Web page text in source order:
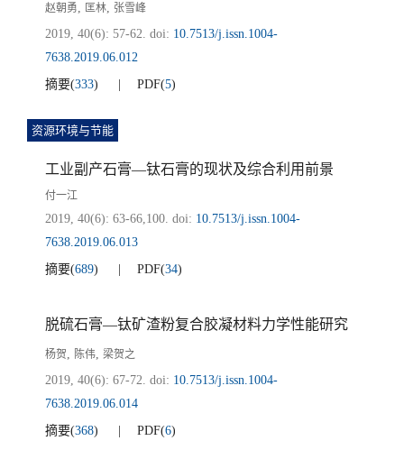
赵朝勇, 匡林, 张雪峰
2019, 40(6): 57-62. doi: 10.7513/j.issn.1004-
7638.2019.06.012
摘要(333) PDF(5)
资源环境与节能
工业副产石膏—钛石膏的现状及综合利用前景
付一江
2019, 40(6): 63-66,100. doi: 10.7513/j.issn.1004-
7638.2019.06.013
摘要(689) PDF(34)
脱硫石膏—钛矿渣粉复合胶凝材料力学性能研究
杨贺, 陈伟, 梁贺之
2019, 40(6): 67-72. doi: 10.7513/j.issn.1004-
7638.2019.06.014
摘要(368) PDF(6)